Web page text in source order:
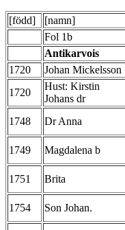
[född] [namn]
Fol 1b
Antikarvois
1720
Johan Mickelsson
1720
Hust: Kirstin
Johans dr
1748
Dr Anna
1749
Magdalena b
1751
Brita
1754
Son Johan.